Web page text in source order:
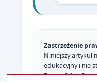
Zastrzeżenie
Niniejszy artykuł
edukacyjny i nie
Teoria Cyklu